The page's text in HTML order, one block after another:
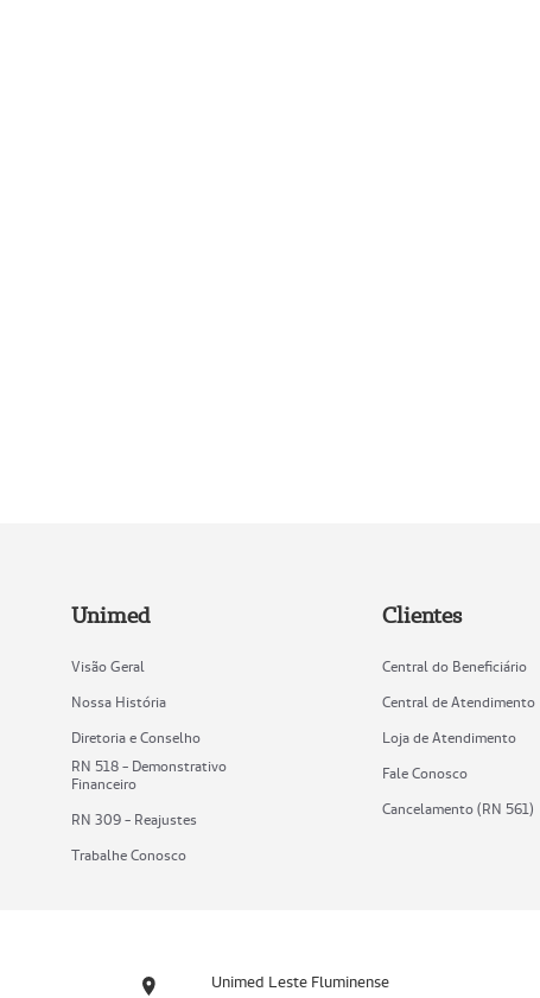
Unimed
Visão Geral
Nossa História
Diretoria e Conselho
RN 518 - Demonstrativo
Financeiro
RN 309 - Reajustes
Trabalhe Conosco
Clientes
Central do Beneficiário
Central de Atendimento
Loja de Atendimento
Fale Conosco
Cancelamento (RN 561)
Unimed Leste Fluminense